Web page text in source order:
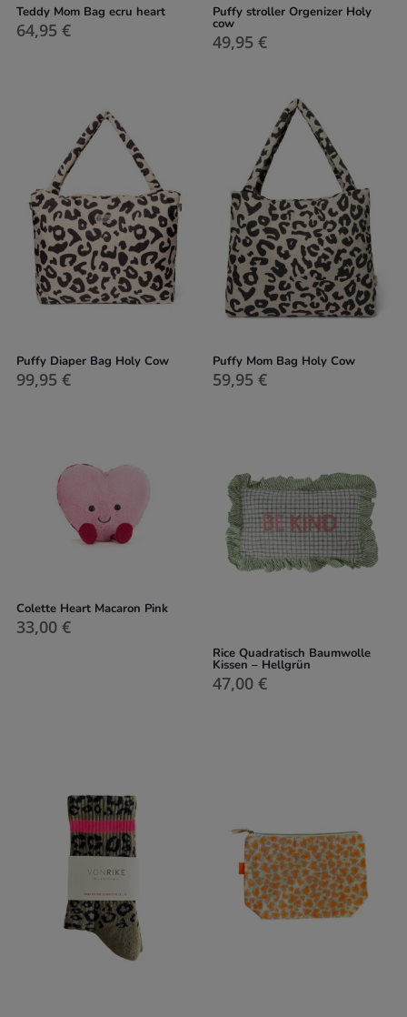
Teddy Mom Bag ecru heart
64,95 €
Puffy stroller Orgenizer Holy
cow
49,95 €
Puffy Diaper Bag Holy Cow
99,95 €
Puffy Mom Bag Holy Cow
59,95 €
Colette Heart Macaron Pink
33,00 €
Rice Quadratisch Baumwolle
Kissen – Hellgrün
47,00 €